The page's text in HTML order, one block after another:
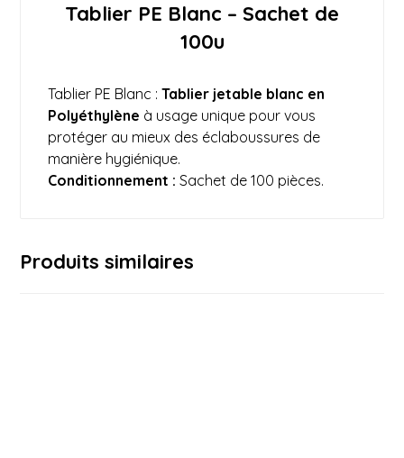
Tablier PE Blanc – Sachet de
100u
Tablier PE Blanc :Tablier jetable blanc en
Polyéthylène à usage unique pour vous
protéger au mieux des éclaboussures de
manière hygiénique.
Conditionnement : Sachet de 100 pièces.
Produits similaires